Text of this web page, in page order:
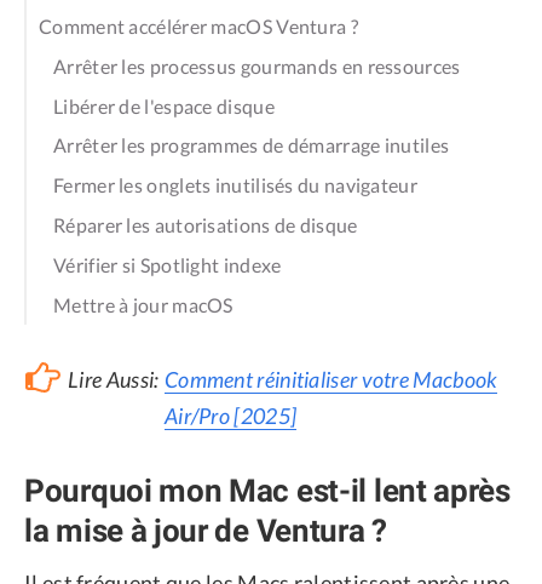
Comment accélérer macOS Ventura ?
Arrêter les processus gourmands en ressources
Libérer de l'espace disque
Arrêter les programmes de démarrage inutiles
Fermer les onglets inutilisés du navigateur
Réparer les autorisations de disque
Vérifier si Spotlight indexe
Mettre à jour macOS
Lire Aussi: Comment réinitialiser votre Macbook
Air/Pro [2025]
Pourquoi mon Mac est-il lent après
la mise à jour de Ventura ?